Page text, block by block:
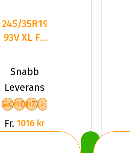
245/35R19
93V XL FR
S210
CCB72
Snabb
Leverans
C C 72
Fr. 1016 kr